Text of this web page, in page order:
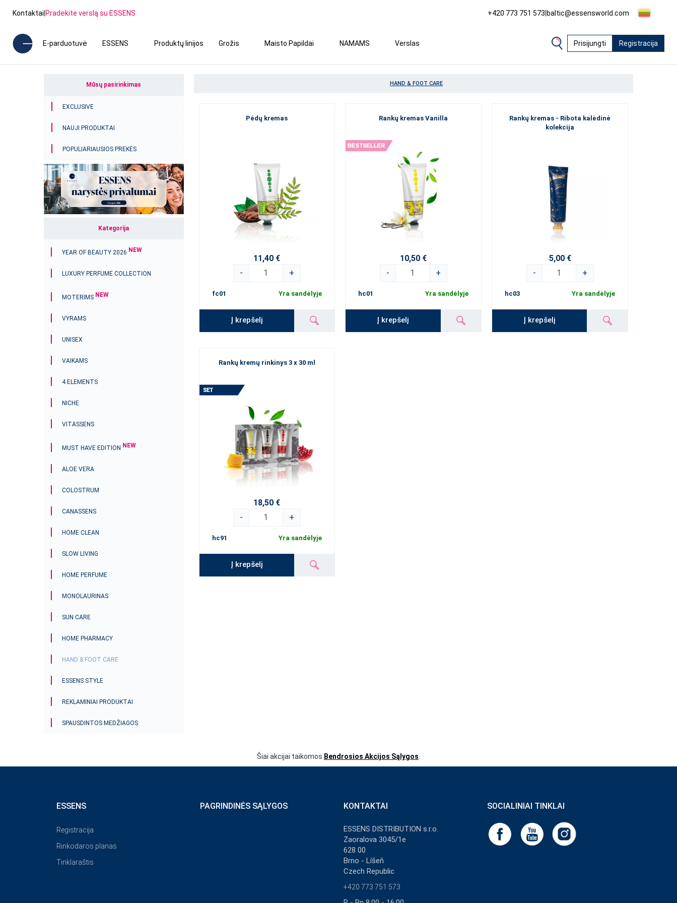
Kontaktai|Pradėkite verslą su ESSENS +420 773 751 573|baltic@essensworld.com
E-parduotuvė ESSENS Produktų linijos Grožis Maisto Papildai NAMAMS Verslas Prisijungti Registracija
Mūsų pasirinkimas
EXCLUSIVE
NAUJI PRODUKTAI
POPULIARIAUSIOS PREKĖS
Kategorija
YEAR OF BEAUTY 2026 NEW
LUXURY PERFUME COLLECTION
MOTERIMS NEW
VYRAMS
UNISEX
VAIKAMS
4 ELEMENTS
NICHE
VITASSENS
MUST HAVE EDITION NEW
ALOE VERA
COLOSTRUM
CANASSENS
HOME CLEAN
SLOW LIVING
HOME PERFUME
MONOLAURINAS
SUN CARE
HOME PHARMACY
HAND & FOOT CARE
ESSENS STYLE
REKLAMINIAI PRODUKTAI
SPAUSDINTOS MEDŽIAGOS
HAND & FOOT CARE
Pėdų kremas
11,40 €
-
+
fc01 Yra sandėlyje
Į krepšelį
Rankų kremas Vanilla
10,50 €
-
+
hc01 Yra sandėlyje
Į krepšelį
Rankų kremas - Ribota kalėdinė
kolekcija
5,00 €
-
+
hc03 Yra sandėlyje
Į krepšelį
Rankų kremų rinkinys 3 x 30 ml
18,50 €
-
+
hc91 Yra sandėlyje
Į krepšelį
Šiai akcijai taikomos Bendrosios Akcijos Sąlygos
ESSENS
Registracija
Rinkodaros planas
Tinklaraštis
PAGRINDINĖS SĄLYGOS KONTAKTAI
ESSENS DISTRIBUTION s.r.o.
Zaoralova 3045/1e
628 00
Brno - Líšeň
Czech Republic
+420 773 751 573
SOCIALINIAI TINKLAI